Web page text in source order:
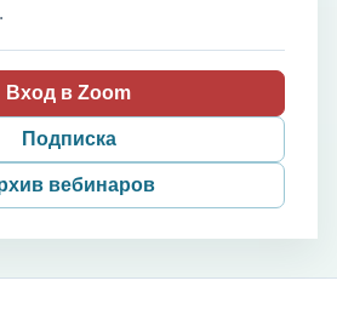
Вход в Zoom
Подписка
вебинаров